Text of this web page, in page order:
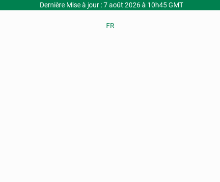
Dernière Mise à jour : 7 août 2026 à 10h45 GMT
FR